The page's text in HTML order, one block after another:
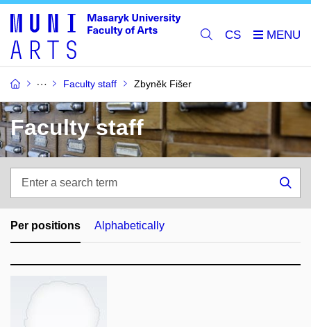
CS
Faculty staff Zbyněk Fišer
Faculty staff
search
term
Per positions Alphabetically